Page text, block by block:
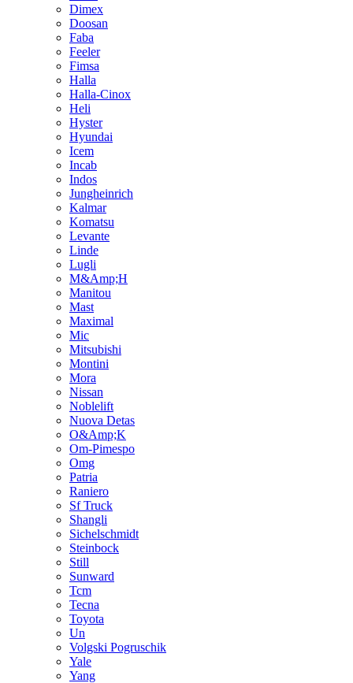
Dimex
Doosan
Faba
Feeler
Fimsa
Halla
Halla-Cinox
Heli
Hyster
Hyundai
Icem
Incab
Indos
Jungheinrich
Kalmar
Komatsu
Levante
Linde
Lugli
M&Amp;H
Manitou
Mast
Maximal
Mic
Mitsubishi
Montini
Mora
Nissan
Noblelift
Nuova Detas
O&Amp;K
Om-Pimespo
Omg
Patria
Raniero
Sf Truck
Shangli
Sichelschmidt
Steinbock
Still
Sunward
Tcm
Tecna
Toyota
Un
Volgski Pogruschik
Yale
Yang